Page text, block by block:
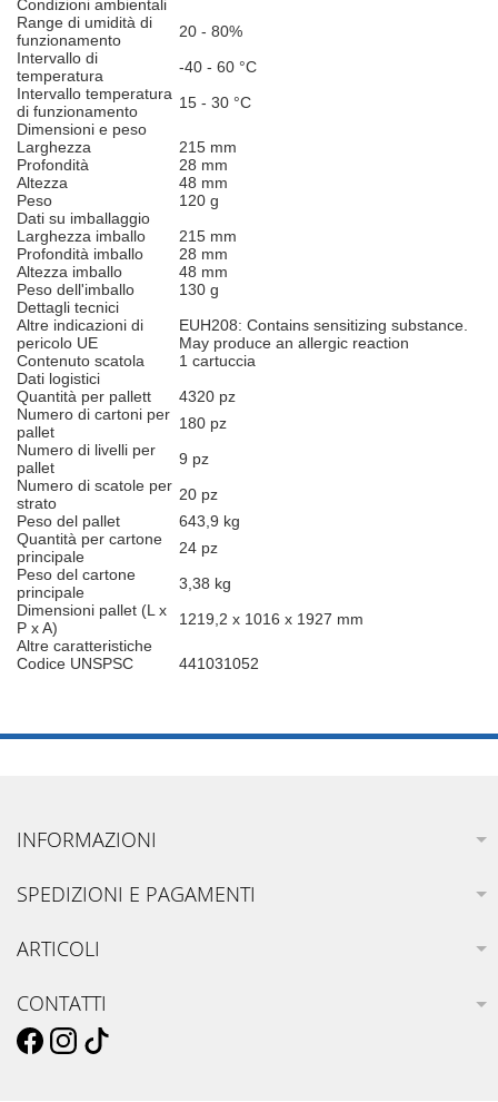
Condizioni ambientali
Range di umidità di
funzionamento
20 - 80%
Intervallo di
temperatura
-40 - 60 °C
Intervallo temperatura
di funzionamento
15 - 30 °C
Dimensioni e peso
Larghezza
215 mm
Profondità
28 mm
Altezza
48 mm
Peso
120 g
Dati su imballaggio
Larghezza imballo
215 mm
Profondità imballo
28 mm
Altezza imballo
48 mm
Peso dell'imballo
130 g
Dettagli tecnici
Altre indicazioni di
pericolo UE
EUH208: Contains sensitizing substance.
May produce an allergic reaction
Contenuto scatola
1 cartuccia
Dati logistici
Quantità per pallett
4320 pz
Numero di cartoni per
pallet
180 pz
Numero di livelli per
pallet
9 pz
Numero di scatole per
strato
20 pz
Peso del pallet
643,9 kg
Quantità per cartone
principale
24 pz
Peso del cartone
principale
3,38 kg
Dimensioni pallet (L x
P x A)
1219,2 x 1016 x 1927 mm
Altre caratteristiche
Codice UNSPSC
441031052
INFORMAZIONI
SPEDIZIONI E PAGAMENTI
ARTICOLI
CONTATTI